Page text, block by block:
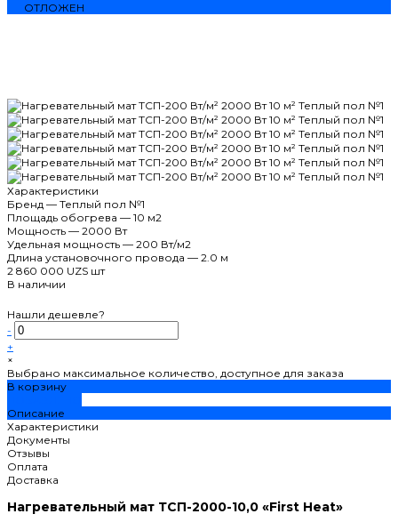
ОТЛОЖЕН
Характеристики
Бренд — Теплый пол №1
Площадь обогрева — 10 м2
Мощность — 2000 Вт
Удельная мощность — 200 Вт/м2
Длина установочного провода — 2.0 м
2 860 000 UZS шт
В наличии
Нашли дешевле?
-
+
×
Выбрано максимальное количество, доступное для заказа
В корзину
Описание
Характеристики
Документы
Отзывы
Оплата
Доставка
Нагревательный мат ТСП-2000-10,0 «First Heat»